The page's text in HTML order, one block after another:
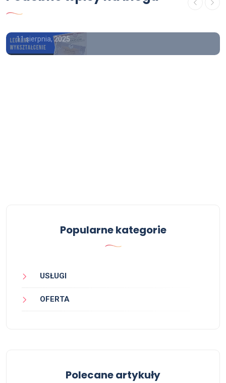
Dyplom licencjat, gdzie kupić
11 sierpnia, 2025
Popularne kategorie
USŁUGI
OFERTA
Polecane artykuły